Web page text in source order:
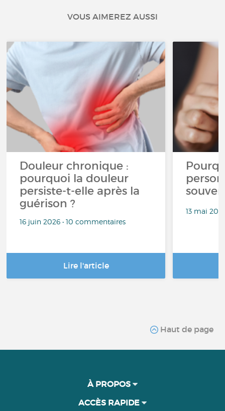
VOUS AIMEREZ AUSSI
Douleur chronique :
pourquoi la douleur
persiste-t-elle après la
guérison ?
16 juin 2026 • 10 commentaires
Lire l'article
13 mai
Haut de page
À PROPOS
ACCÈS RAPIDE